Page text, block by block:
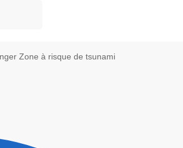
Zone à risque de tsunami